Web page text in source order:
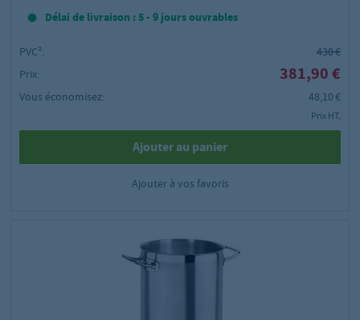
Délai de livraison : 5 - 9 jours ouvrables
PVC²:
430 €
Prix:
381,90 €
Vous économisez: 48,10 €
Prix HT,
Ajouter au panier
Ajouter à vos favoris